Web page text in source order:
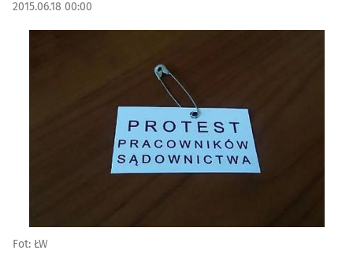
2015.06.18 00:00
Fot: ŁW